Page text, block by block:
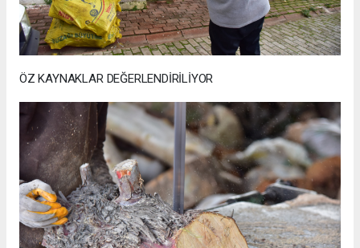
ÖZ KAYNAKLAR DEĞERLENDİRİLİYOR